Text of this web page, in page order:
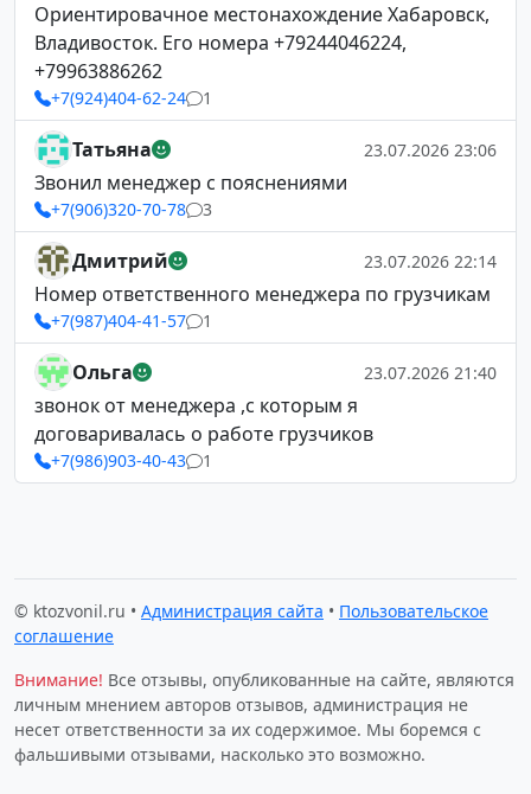
Ориентировачное местонахождение Хабаровск,
Владивосток. Его номера +79244046224,
+79963886262
+7(924)404-62-24 1
Татьяна 23.07.2026 23:06
Звонил менеджер с пояснениями
+7(906)320-70-78 3
Дмитрий 23.07.2026 22:14
Номер ответственного менеджера по грузчикам
+7(987)404-41-57 1
Ольга 23.07.2026 21:40
звонок от менеджера ,с которым я
договаривалась о работе грузчиков
+7(986)903-40-43 1
© ktozvonil.ru • Администрация сайта • Пользовательское
соглашение
Внимание! Все отзывы, опубликованные на сайте, являются
личным мнением авторов отзывов, администрация не
несет ответственности за их содержимое. Мы боремся с
фальшивыми отзывами, насколько это возможно.